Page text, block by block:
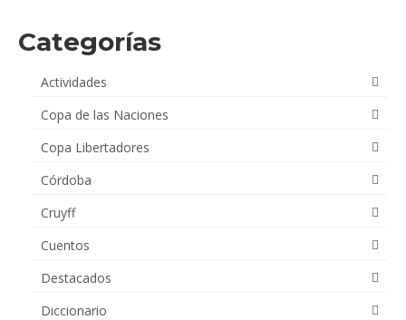
Categorías
Actividades
Copa de las Naciones
Copa Libertadores
Córdoba
Cruyff
Cuentos
Destacados
Diccionario